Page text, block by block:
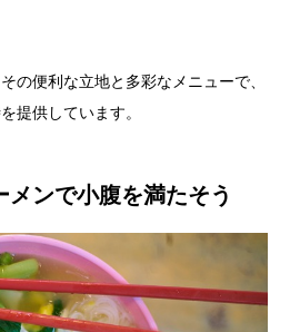
の便利な立地と多彩なメニューで、
提供しています。
ンで小腹を満たそう